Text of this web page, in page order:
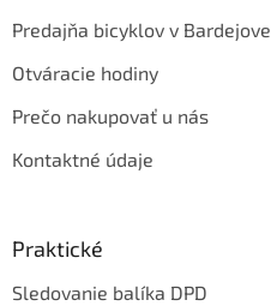
Predajňa bicyklov v Bardejove
Otváracie hodiny
Prečo nakupovať u nás
Kontaktné údaje
Praktické
Sledovanie balíka DPD